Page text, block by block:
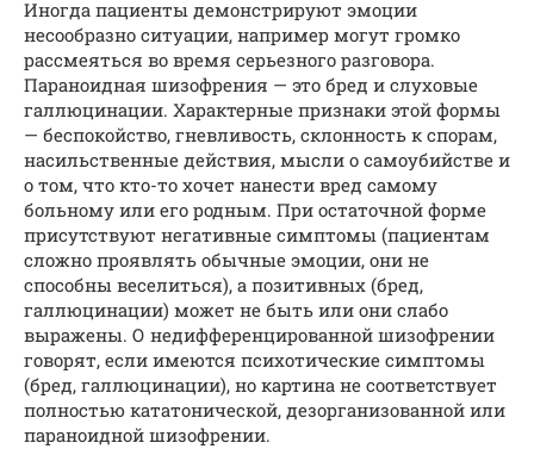
Иногда пациенты демонстрируют эмоции
несообразно ситуации, например могут громко
рассмеяться во время серьезного разговора.
Параноидная шизофрения — это бред и слуховые
галлюцинации. Характерные признаки этой формы
— беспокойство, гневливость, склонность к спорам,
насильственные действия, мысли о самоубийстве и
о том, что кто-то хочет нанести вред самому
больному или его родным. При остаточной форме
присутствуют негативные симптомы (пациентам
сложно проявлять обычные эмоции, они не
способны веселиться), а позитивных (бред,
галлюцинации) может не быть или они слабо
выражены. О недифференцированной шизофрении
говорят, если имеются психотические симптомы
(бред, галлюцинации), но картина не соответствует
полностью кататонической, дезорганизованной или
параноидной шизофрении.